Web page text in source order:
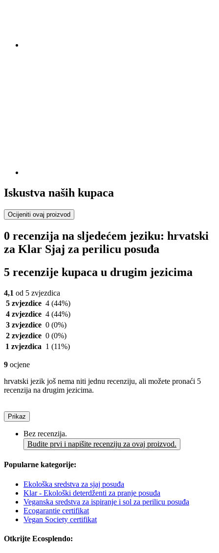
Iskustva naših kupaca
Ocijeniti ovaj proizvod
0 recenzija na sljedećem jeziku: hrvatski
za Klar Sjaj za perilicu posuđa
5 recenzije kupaca u drugim jezicima
4,1 od 5 zvjezdica
5 zvjezdice 4 (44%)
4 zvjezdice 4 (44%)
3 zvjezdice 0 (0%)
2 zvjezdice 0 (0%)
1 zvjezdica 1 (11%)
9 ocjene
hrvatski jezik još nema niti jednu recenziju, ali možete pronaći 5
recenzija na drugim jezicima.
Prikaz
Bez recenzija.
Budite prvi i napišite recenziju za ovaj proizvod.
Popularne kategorije:
Ekološka sredstva za sjaj posuđa
Klar - Ekološki deterdženti za pranje posuđa
Veganska sredstva za ispiranje i sol za perilicu posuđa
Ecogarantie certifikat
Vegan Society certifikat
Otkrijte Ecosplendo: